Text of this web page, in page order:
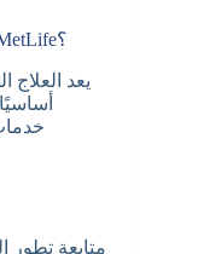
هل العلاج الطبيعي والتأهيل ضمن تغطية MetLife؟
يعد العلاج
متابعة تطور